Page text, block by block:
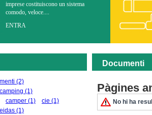
imprese costituiscono un sistema
comodo, veloce....
ENTRA
(2)
(1)
camper (1) cie (1)
eidas (1)
Documenti
Pàgines
No hi ha